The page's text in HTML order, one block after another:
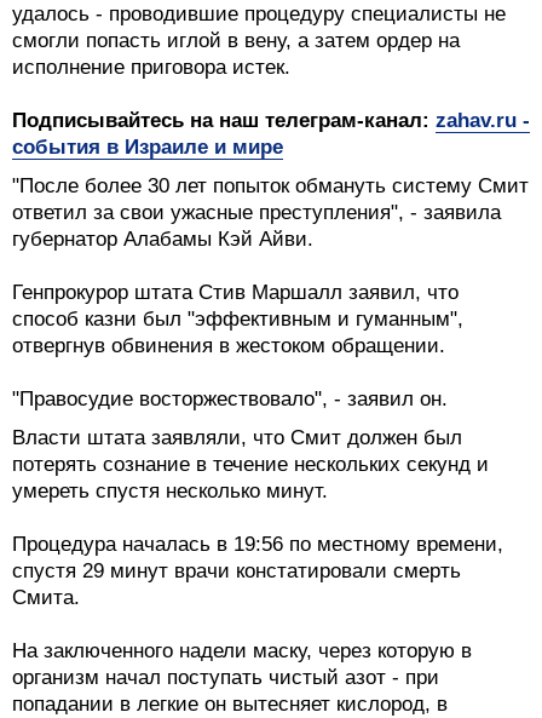
удалось - проводившие процедуру специалисты не
смогли попасть иглой в вену, а затем ордер на
исполнение приговора истек.
Подписывайтесь на наш телеграм-канал: zahav.ru -
события в Израиле и мире
"После более 30 лет попыток обмануть систему Смит
ответил за свои ужасные преступления", - заявила
губернатор Алабамы Кэй Айви.
Генпрокурор штата Стив Маршалл заявил, что
способ казни был "эффективным и гуманным",
отвергнув обвинения в жестоком обращении.
"Правосудие восторжествовало", - заявил он.
Власти штата заявляли, что Смит должен был
потерять сознание в течение нескольких секунд и
умереть спустя несколько минут.
Процедура началась в 19:56 по местному времени,
спустя 29 минут врачи констатировали смерть
Смита.
На заключенного надели маску, через которую в
организм начал поступать чистый азот - при
попадании в легкие он вытесняет кислород, в